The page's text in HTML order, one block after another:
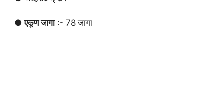
● एकूण जागा:- 78 जागा